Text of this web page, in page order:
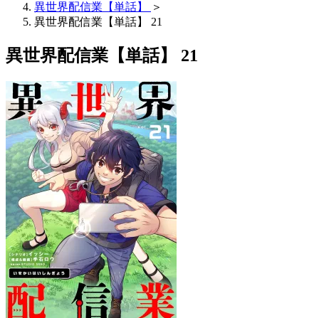
異世界配信業【単話】
＞
異世界配信業【単話】 21
異世界配信業【単話】 21